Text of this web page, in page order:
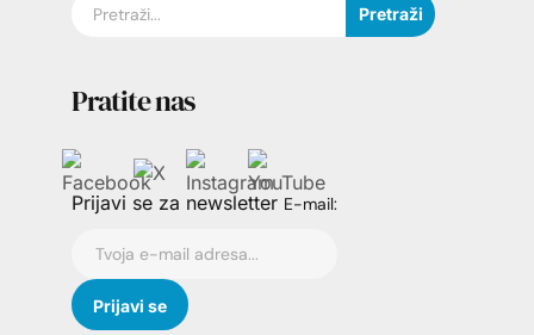
Pretraži
Pratite nas
Prijavi se za newsletter E-mail: